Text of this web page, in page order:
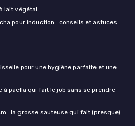
lait végétal
pour induction : conseils et astuces
pour une hygiène parfaite et une
à paella qui fait le job sans se prendre
: la grosse sauteuse qui fait (presque)